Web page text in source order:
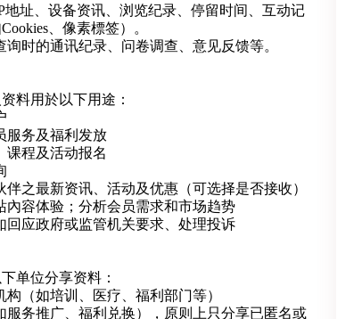
地址、设备资讯、浏览纪录、停留时间、互动记
、像素標签）。
询时的通讯纪录、问卷调查、意见反馈等。
料用於以下用途：
服务及福利发放
课程及活动报名
伴之最新资讯、活动及优惠（可选择是否接收）
內容体验；分析会员需求和市场趋势
回应政府或监管机关要求、处理投诉
单位分享资料：
构（如培训、医疗、福利部门等）
服务推广、福利兑换），原则上只分享已匿名或